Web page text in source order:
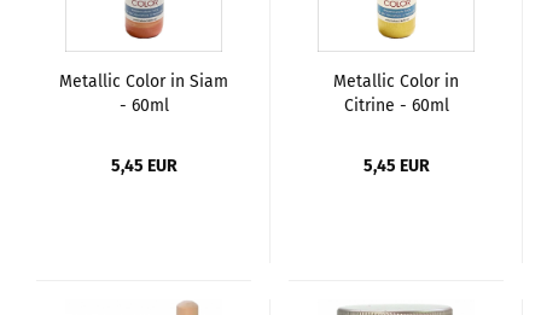
Metallic Color in Siam
- 60ml
5,45 EUR
Metallic Color in
Citrine - 60ml
5,45 EUR